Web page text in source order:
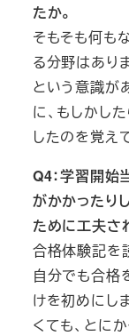
たか。
そもそも何も
る分野はあり
という意識が
に、もしかし
したのを覚え
Q4：学習開始
がかかったり
ために工夫さ
合格体験記を
自分でも合格
けを初めにし
くても、とに